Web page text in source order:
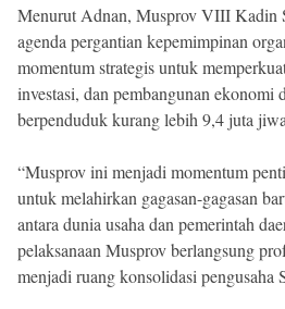
Menurut Adnan, Musprov VIII Kadin
agenda pergantian kepemimpinan
momentum strategis untuk
investasi, dan pembangunan ekonomi
berpenduduk kurang lebih 9,4 juta
“Musprov ini menjadi momentum
untuk melahirkan gagasan-gagasan
antara dunia usaha dan pemerintah
pelaksanaan Musprov berlangsung
menjadi ruang konsolidasi pengusaha